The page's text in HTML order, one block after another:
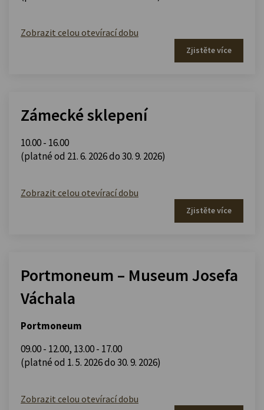
Zobrazit celou otevírací dobu
Zjistěte více
Zámecké sklepení
10.00 - 16.00
(platné od 21. 6. 2026 do 30. 9. 2026)
Zobrazit celou otevírací dobu
Zjistěte více
Portmoneum – Museum Josefa
Váchala
Portmoneum
09.00 - 12.00, 13.00 - 17.00
(platné od 1. 5. 2026 do 30. 9. 2026)
Zobrazit celou otevírací dobu